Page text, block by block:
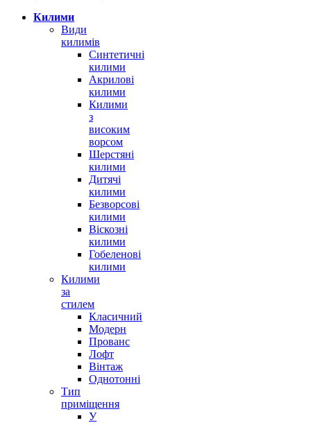
Килими
Види
килимів
Синтетичні
килими
Акрилові
килими
Килими
з
високим
ворсом
Шерстяні
килими
Дитячі
килими
Безворсові
килими
Віскозні
килими
Гобеленові
килими
Килими
за
стилем
Класичний
Модерн
Прованс
Лофт
Вінтаж
Однотонні
Тип
приміщення
У